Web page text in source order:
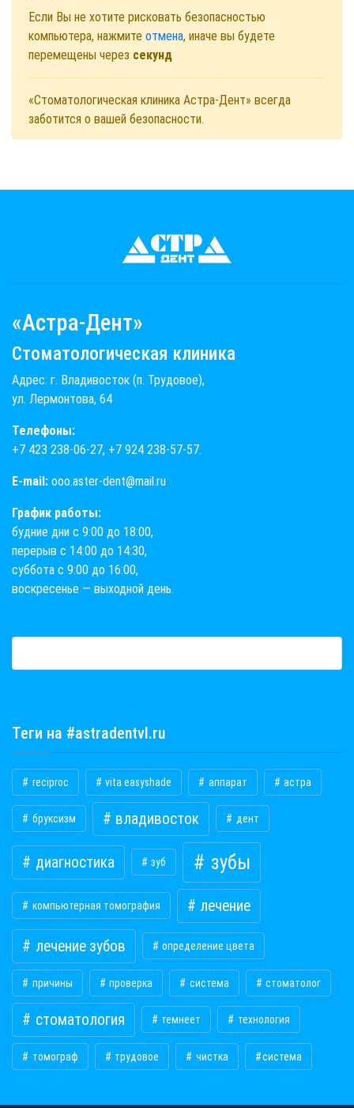
Если Вы не хотите рисковать безопасностью
компьютера, нажмите отмена, иначе вы будете
перемещены через секунд
«Стоматологическая клиника Астра-Дент» всегда
заботится о вашей безопасности.
«Астра-Дент»
Стоматологическая клиника
Адрес: г. Владивосток (п. Трудовое),
ул. Лермонтова, 64
Телефоны:
+7 423 238-06-27, +7 924 238-57-57.
E-mail: ooo.aster-dent@mail.ru
График работы:
будние дни с 9:00 до 18:00,
перерыв с 14:00 до 14:30,
суббота с 9:00 до 16:00,
воскресенье — выходной день.
Теги на #astradentvl.ru
reciproc vita easyshade аппарат астра
бруксизм владивосток дент
диагностика зуб зубы
компьютерная томография лечение
лечение зубов определение цвета
причины проверка система стоматолог
стоматология темнеет технология
томограф трудовое чистка ​система